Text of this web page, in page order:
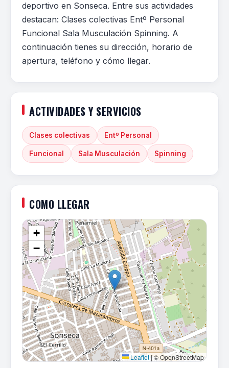
deportivo en Sonseca. Entre sus actividades
destacan: Clases colectivas Entº Personal
Funcional Sala Musculación Spinning. A
continuación tienes su dirección, horario de
apertura, teléfono y cómo llegar.
ACTIVIDADES Y SERVICIOS
Clases colectivas Entº Personal
Funcional Sala Musculación Spinning
COMO LLEGAR
+
−
Leaflet|© OpenStreetMap